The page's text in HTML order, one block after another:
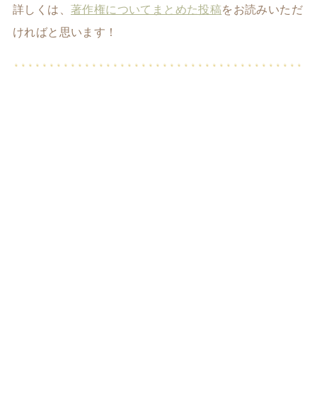
詳しくは、 著作権についてまとめた投稿をお読みいただ
ければと思います！